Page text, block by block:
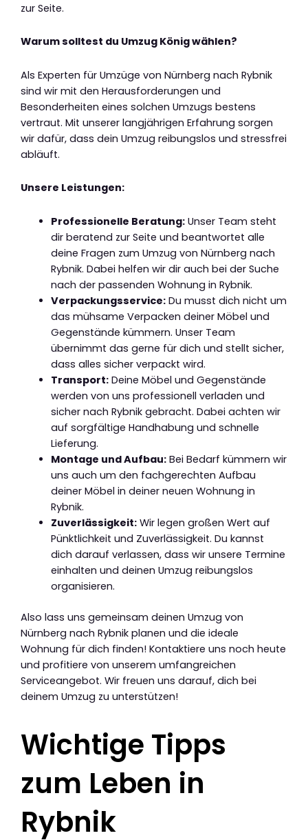
zur Seite.
Warum solltest du Umzug König wählen?
Als Experten für Umzüge von Nürnberg nach Rybnik
sind wir mit den Herausforderungen und
Besonderheiten eines solchen Umzugs bestens
vertraut. Mit unserer langjährigen Erfahrung sorgen
wir dafür, dass dein Umzug reibungslos und stressfrei
abläuft.
Unsere Leistungen:
Professionelle Beratung:Unser Team steht
dir beratend zur Seite und beantwortet alle
deine Fragen zum Umzug von Nürnberg nach
Rybnik. Dabei helfen wir dir auch bei der Suche
nach der passenden Wohnung in Rybnik.
Verpackungsservice:Du musst dich nicht um
das mühsame Verpacken deiner Möbel und
Gegenstände kümmern. Unser Team
übernimmt das gerne für dich und stellt sicher,
dass alles sicher verpackt wird.
Transport:Deine Möbel und Gegenstände
werden von uns professionell verladen und
sicher nach Rybnik gebracht. Dabei achten wir
auf sorgfältige Handhabung und schnelle
Lieferung.
Montage und Aufbau:Bei Bedarf kümmern wir
uns auch um den fachgerechten Aufbau
deiner Möbel in deiner neuen Wohnung in
Rybnik.
Zuverlässigkeit:Wir legen großen Wert auf
Pünktlichkeit und Zuverlässigkeit. Du kannst
dich darauf verlassen, dass wir unsere Termine
einhalten und deinen Umzug reibungslos
organisieren.
Also lass uns gemeinsam deinen Umzug von
Nürnberg nach Rybnik planen und die ideale
Wohnung für dich finden! Kontaktiere uns noch heute
und profitiere von unserem umfangreichen
Serviceangebot. Wir freuen uns darauf, dich bei
deinem Umzug zu unterstützen!
Wichtige Tipps
zum Leben in
Rybnik